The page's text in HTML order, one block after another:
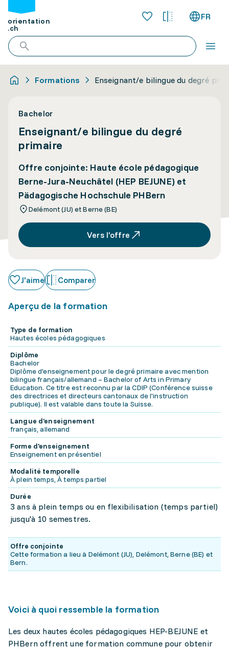
orientation
.ch
FR
Formations Enseignant/e bilingue du degré
Bachelor
Enseignant/e bilingue du degré
primaire
Offre conjointe: Haute école pédagogique
Berne-Jura-Neuchâtel (HEP BEJUNE) et
Pädagogische Hochschule PHBern
Delémont (JU) et Berne (BE)
Vers l’offre
J'aime Comparer
Aperçu de la formation
Type de formation
Hautes écoles pédagogiques
Diplôme
Bachelor
Diplôme d'enseignement pour le degré primaire avec mention
bilingue français/allemand – Bachelor of Arts in Primary
Education. Ce titre est reconnu par la CDIP (Conférence suisse
des directrices et directeurs cantonaux de l'instruction
publique). Il est valable dans toute la Suisse.
Langue d'enseignement
français, allemand
Forme d'enseignement
Enseignement en présentiel
Modalité temporelle
À plein temps, À temps partiel
Durée
3 ans à plein temps ou en flexibilisation (temps partiel)
jusqu'à 10 semestres.
Offre conjointe
Cette formation a lieu à Delémont (JU), Delémont, Berne (BE) et
Bern.
Voici à quoi ressemble la formation
Les deux hautes écoles pédagogiques HEP-BEJUNE et
PHBern offrent une formation commune pour obtenir